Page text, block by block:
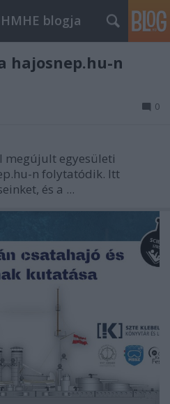
blogja
hajosnep.hu-n
0
megújult egyesületi
n folytatódik. Itt
és a ...